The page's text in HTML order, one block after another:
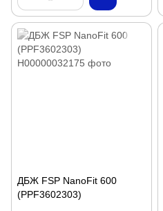
ДБЖ FSP NanoFit 600
(PPF3602303)